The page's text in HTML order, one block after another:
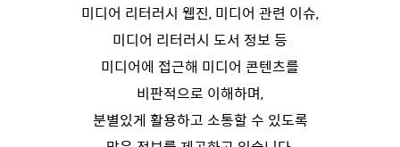
미디어 리터러시 웹진, 미디어 관련 이슈,
미디어 리터러시 도서 정보 등
미디어에 접근해 미디어 콘텐츠를
비판적으로 이해하며,
분별있게 활용하고 소통할 수 있도록